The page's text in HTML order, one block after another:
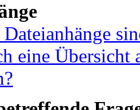
eine Übersicht